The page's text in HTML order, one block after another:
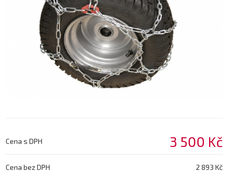
Cena s DPH 3 500 Kč
Cena bez DPH 2 893 Kč